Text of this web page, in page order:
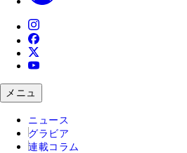
メニュ
ニュース
グラビア
連載コラム